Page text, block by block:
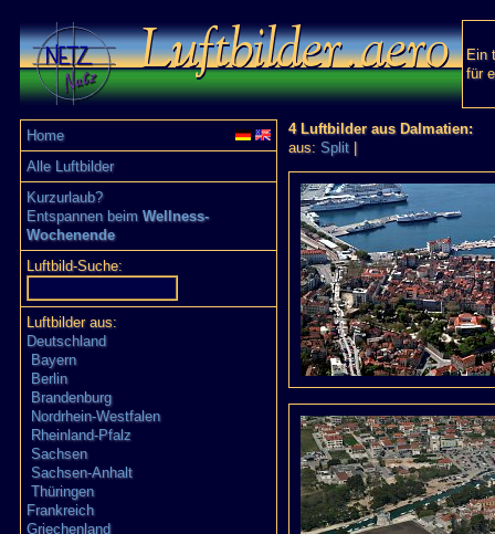
Ein
für
Home
Alle Luftbilder
Kurzurlaub?
Entspannen beim Wellness-
Wochenende
Luftbild-Suche:
Luftbilder aus:
Deutschland
Bayern
Berlin
Brandenburg
Nordrhein-Westfalen
Rheinland-Pfalz
Sachsen
Sachsen-Anhalt
Thüringen
Frankreich
Griechenland
4 Luftbilder aus Dalmatien:
aus: Split